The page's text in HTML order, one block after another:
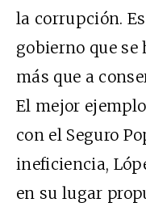
la corrupción.
gobierno que
más que a
El mejor
con el Seguro
ineficiencia,
en su lugar